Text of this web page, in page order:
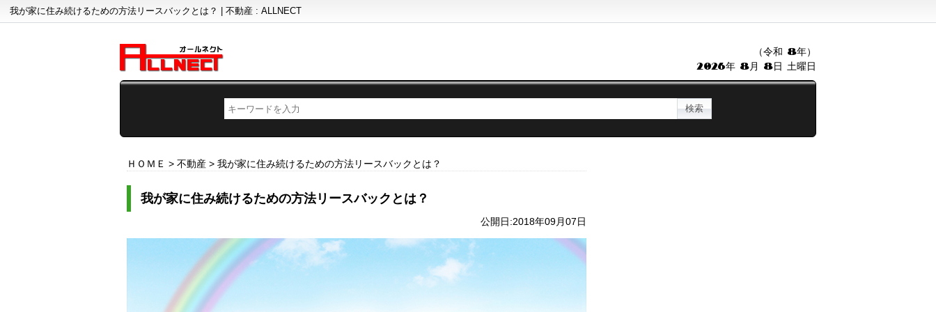
我が家に住み続けるための方法リースバックとは？ | 不動産 : ALLNECT
（令和 8年）
2026年 8月 8日 土曜日
ＨＯＭＥ > 不動産 > 我が家に住み続けるための方法リースバックとは？
我が家に住み続けるための方法リースバックとは？
公開日:2018年09月07日